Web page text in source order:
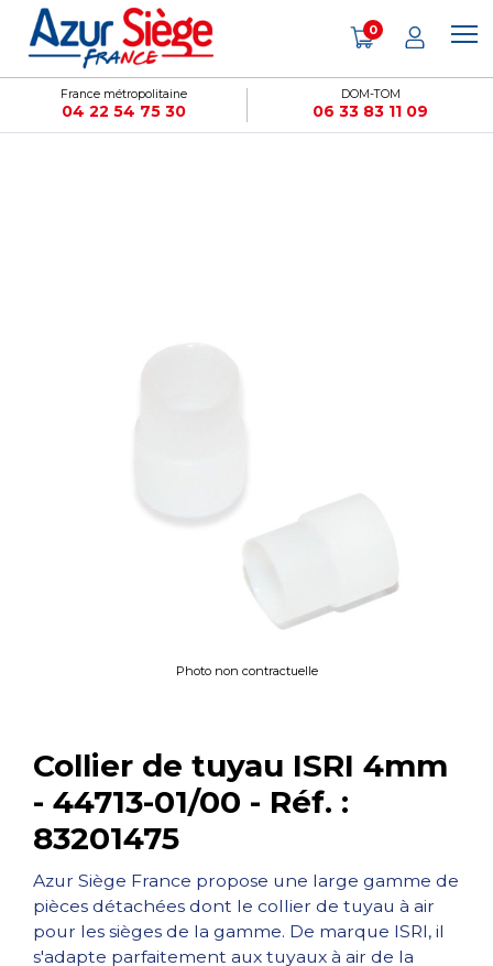
France métropolitaine
04 22 54 75 30
DOM-TOM
06 33 83 11 09
0
Collier de tuyau ISRI 4mm
- 44713-01/00 - Réf. :
83201475
Azur Siège France propose une large gamme de
pièces détachées dont le collier de tuyau à air
pour les sièges de la gamme. De marque ISRI, il
s'adapte parfaitement aux tuyaux à air de la
Photo non contractuelle
Panneau de gestion des cookies